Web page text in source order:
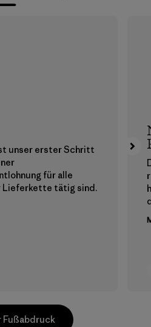
unser erster Schritt
für alle
Lieferkette tätig sind.
Fußabdruck